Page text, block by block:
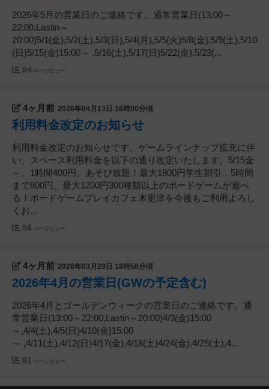
2026年5月の営業日のご連絡です。通常営業日(13:00～
22:00,Lastin～
20:00)5/1(金),5/2(土),5/3(日),5/4(月),5/5(火)5/8(金),5/9(土),5/10
(日)5/15(金)15:00～ ,5/16(土),5/17(日)5/22(金),5/23(...
84 ページビュー
4ヶ月前 2026年04月13日 16時00分頃
利用料金改定のお知らせ
利用料金改定のお知らせです。ゲームラインナップ拡充に伴
い、スペース利用料金を以下の通り改定いたします。5/15金
～、1時間400円、あそび放題！最大1800円学生割引：5時間
まで800円、最大1200円300種類以上のボードゲームが遊べ
る！ボードゲームプレイカフェ木更津を今後もご利用よろし
くお...
56 ページビュー
4ヶ月前 2026年03月29日 18時58分頃
2026年4月の営業日(GWの予定含む)
2026年4月とゴールデンウィークの営業日のご連絡です。通
常営業日(13:00～22:00,Lastin～20:00)4/3(金)15:00
～,4/4(土),4/5(日)4/10(金)15:00
～ ,4/11(土),4/12(日)4/17(金),4/18(土)4/24(金),4/25(土),4...
81 ページビュー